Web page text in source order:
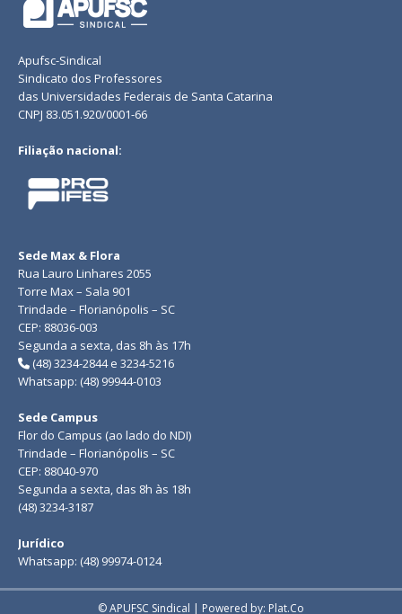
Apufsc-Sindical
Sindicato dos Professores
das Universidades Federais de Santa Catarina
CNPJ 83.051.920/0001-66
Filiação nacional:
Sede Max & Flora
Rua Lauro Linhares 2055
Torre Max – Sala 901
Trindade – Florianópolis – SC
CEP: 88036-003
Segunda a sexta, das 8h às 17h
(48) 3234-2844 e 3234-5216
Whatsapp: (48) 99944-0103
Sede Campus
Flor do Campus (ao lado do NDI)
Trindade – Florianópolis – SC
CEP: 88040-970
Segunda a sexta, das 8h às 18h
(48) 3234-3187
Jurídico
Whatsapp: (48) 99974-0124
© APUFSC Sindical | Powered by: Plat.Co